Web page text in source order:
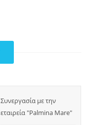
Συνεργασία με την
εταιρεία "Palmina Mare"